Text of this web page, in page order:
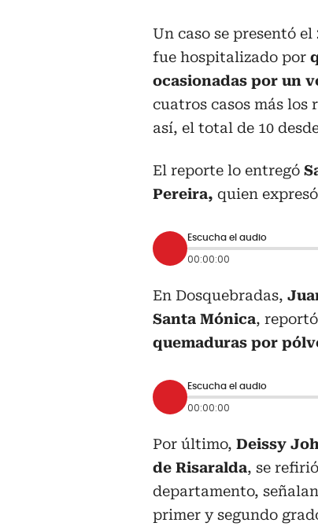
Un caso se presentó
fue hospitalizado por
ocasionadas por un
cuatros casos más los
así, el total de 10
El reporte lo entregó
Pereira, quien
Escucha el audio
00:00:00
En Dosquebradas,
Santa Mónica,
quemaduras por
Escucha el audio
00:00:00
Por último, Deissy
de Risaralda, se
departamento,
primer y segundo